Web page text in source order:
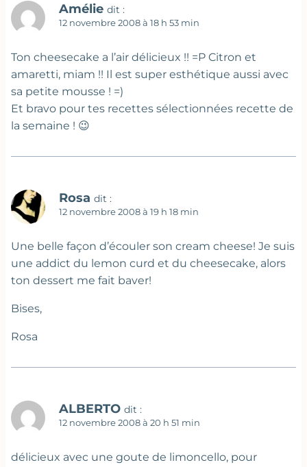
Amélie dit :
12 novembre 2008 à 18 h 53 min
Ton cheesecake a l’air délicieux !! =P Citron et
amaretti, miam !! Il est super esthétique aussi avec
sa petite mousse ! =)
Et bravo pour tes recettes sélectionnées recette de
la semaine ! 😉
Rosa dit :
12 novembre 2008 à 19 h 18 min
Une belle façon d’écouler son cream cheese! Je suis
une addict du lemon curd et du cheesecake, alors
ton dessert me fait baver!
Bises,
Rosa
ALBERTO dit :
12 novembre 2008 à 20 h 51 min
délicieux avec une goute de limoncello, pour